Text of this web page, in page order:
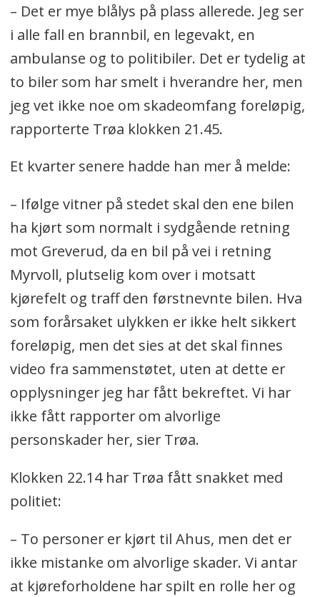
– Det er mye blålys på plass allerede. Jeg ser
i alle fall en brannbil, en legevakt, en
ambulanse og to politibiler. Det er tydelig at
to biler som har smelt i hverandre her, men
jeg vet ikke noe om skadeomfang foreløpig,
rapporterte Trøa klokken 21.45.
Et kvarter senere hadde han mer å melde:
– Ifølge vitner på stedet skal den ene bilen
ha kjørt som normalt i sydgående retning
mot Greverud, da en bil på vei i retning
Myrvoll, plutselig kom over i motsatt
kjørefelt og traff den førstnevnte bilen. Hva
som forårsaket ulykken er ikke helt sikkert
foreløpig, men det sies at det skal finnes
video fra sammenstøtet, uten at dette er
opplysninger jeg har fått bekreftet. Vi har
ikke fått rapporter om alvorlige
personskader her, sier Trøa.
Klokken 22.14 har Trøa fått snakket med
politiet:
– To personer er kjørt til Ahus, men det er
ikke mistanke om alvorlige skader. Vi antar
at kjøreforholdene har spilt en rolle her og